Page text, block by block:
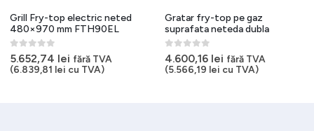
Grill Fry-top electric neted
480×970 mm FTH90EL
0out of 5
5.652,74 lei fără TVA
(6.839,81 lei cu TVA)
Gratar fry-top pe gaz
suprafata neteda dubla
0out of 5
4.600,16 lei fără TVA
(5.566,19 lei cu TVA)